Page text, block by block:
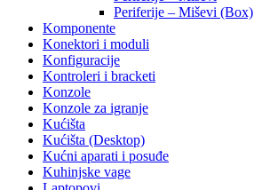
Periferije – Miševi (Box)
Komponente
Konektori i moduli
Konfiguracije
Kontroleri i bracketi
Konzole
Konzole za igranje
Kućišta
Kućišta (Desktop)
Kućni aparati i posuđe
Kuhinjske vage